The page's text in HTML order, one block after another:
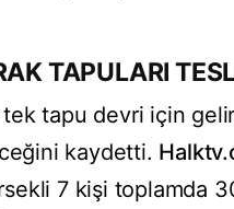
TAPULARI
tek tapu devri için
kaydetti.
7 kişi toplamda